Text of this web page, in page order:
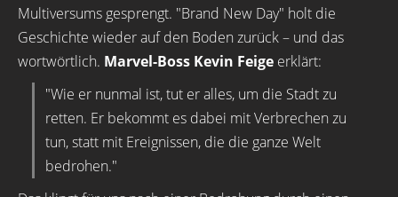
Multiversums gesprengt. "Brand New Day" holt die
Geschichte wieder auf den Boden zurück – und das
wortwörtlich. Marvel-Boss Kevin Feige erklärt:
"Wie er nunmal ist, tut er alles, um die Stadt zu
retten. Er bekommt es dabei mit Verbrechen zu
tun, statt mit Ereignissen, die die ganze Welt
bedrohen."